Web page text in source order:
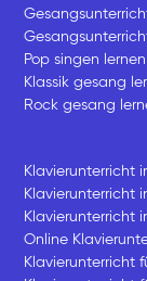
Pop singen lernen
Klassik gesang
Rock gesang
Klavierunterricht
Klavierunterricht
Klavierunterricht
Online
Klavierunterricht